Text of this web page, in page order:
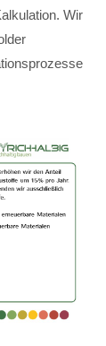
Wir